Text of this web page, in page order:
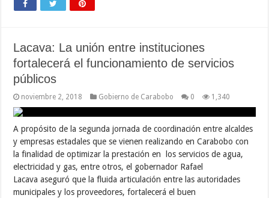
Lacava: La unión entre instituciones
fortalecerá el funcionamiento de servicios
públicos
noviembre 2, 2018 Gobierno de Carabobo 0 1,340
A propósito de la segunda jornada de coordinación entre alcaldes
y empresas estadales que se vienen realizando en Carabobo con
la finalidad de optimizar la prestación en los servicios de agua,
electricidad y gas, entre otros, el gobernador Rafael
Lacava aseguró que la fluida articulación entre las autoridades
municipales y los proveedores, fortalecerá el buen